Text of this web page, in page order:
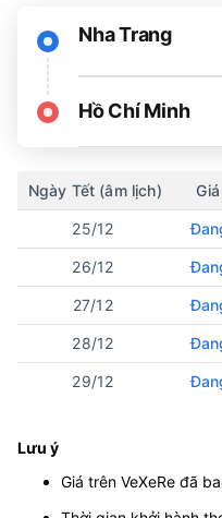
Nha Trang
Hồ Chí Minh
Ngày Tết (âm lịch)
25/12
26/12
27/12
28/12
29/12
Lưu ý
Giá trên VeXeRe đã